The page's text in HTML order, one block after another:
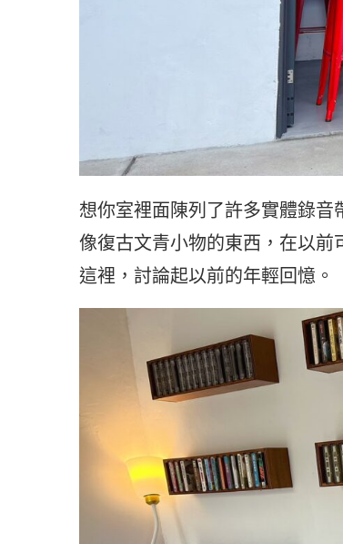
想你室裡面陳列了許多實體錄
像復古文青小物的東西，在以
這裡，討論起以前的年輕回憶。